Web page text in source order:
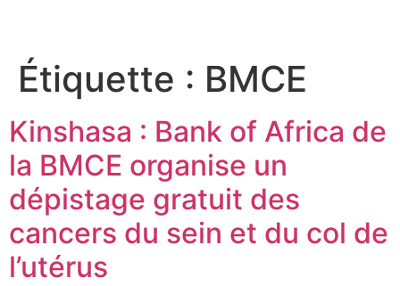
Étiquette : BMCE
Kinshasa : Bank of Africa de
la BMCE organise un
dépistage gratuit des
cancers du sein et du col de
l’utérus